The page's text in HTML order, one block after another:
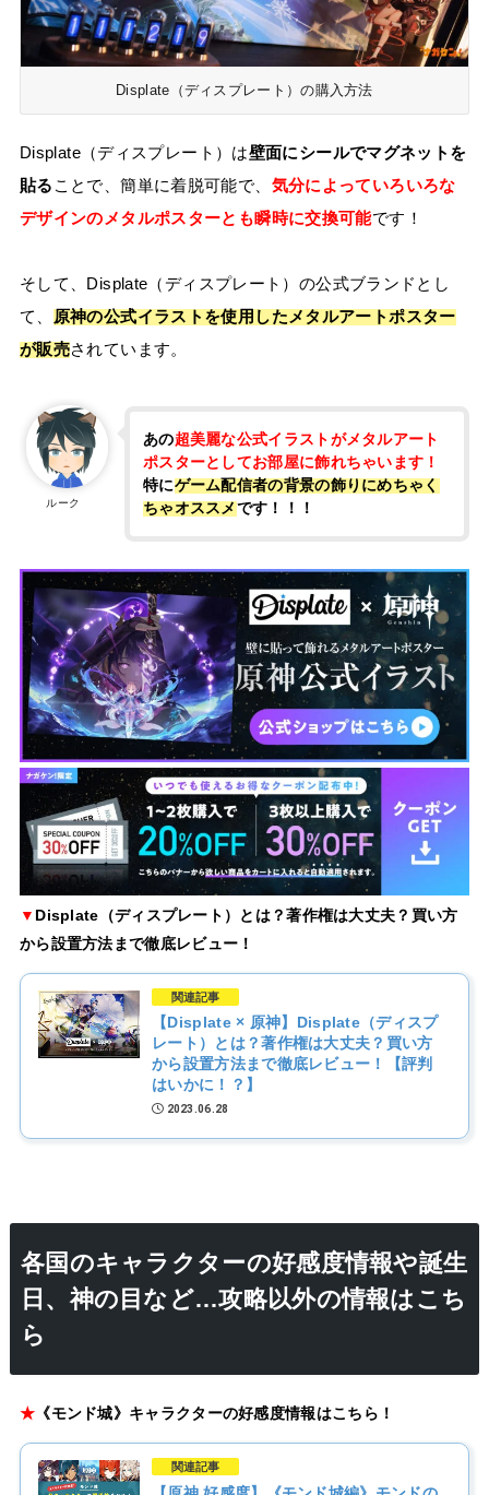
Displate（ディスプレート）の購入方法
Displate（ディスプレート）は壁面にシールでマグネットを
貼る ことで、簡単に着脱可能で、 気分によっていろいろな
デザインのメタルポスターとも瞬時に交換可能です！
そして、Displate（ディスプレート）の公式ブランドとし
て、
原神の公式イラストを使用したメタルアートポスター
が販売されています。
ルーク
あの超美麗な公式イラストがメタルアート
ポスターとしてお部屋に飾れちゃいます！
特にゲーム配信者の背景の飾りにめちゃく
ちゃオススメです！！！
▼ Displate（ディスプレート）とは？著作権は大丈夫？買い方
から設置方法まで徹底レビュー！
関連記事
【Displate × 原神】Displate（ディスプ
レート）とは？著作権は大丈夫？買い方
から設置方法まで徹底レビュー！【評判
はいかに！？】
2023.06.28
各国のキャラクターの好感度情報や誕生
日、神の目など…攻略以外の情報はこち
ら
★ 《モンド城》キャラクターの好感度情報はこちら！
関連記事